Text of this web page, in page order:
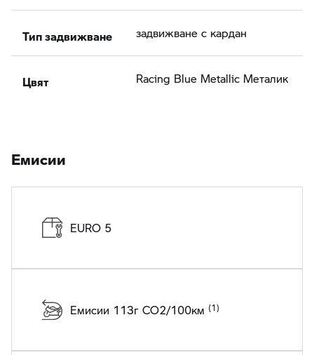
Тип задвижване задвижване с кардан
Цвят Racing Blue Metallic Meталик
Eмисии
EURO 5
Емисии 113г CO2/100км